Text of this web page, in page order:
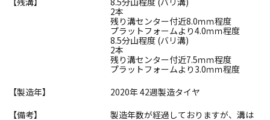
2本
残り溝センター付近8.0ｍｍ程度
プラットフォームより4.0ｍｍ程度
8.5分山程度 (バリ溝)
2本
残り溝センター付近7.5ｍｍ程度
プラットフォームより3.0ｍｍ程度
【製造年】
2020年 42週製造タイヤ
【備考】
製造年数が経過しておりますが、溝は